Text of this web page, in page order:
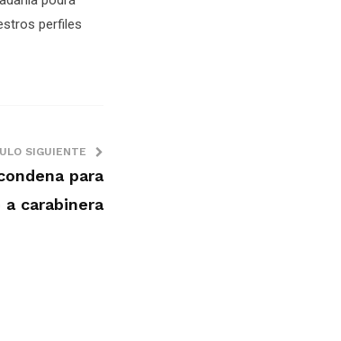
perfiles
SIGUIENTE
para
carabinera